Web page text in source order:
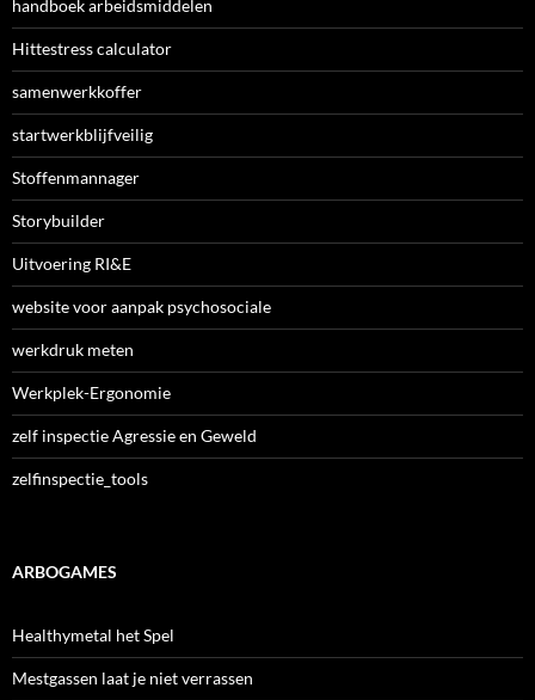
handboek arbeidsmiddelen
Hittestress calculator
samenwerkkoffer
startwerkblijfveilig
Stoffenmannager
Storybuilder
Uitvoering RI&E
website voor aanpak psychosociale
werkdruk meten
Werkplek-Ergonomie
zelf inspectie Agressie en Geweld
zelfinspectie_tools
ARBOGAMES
Healthymetal het Spel
Mestgassen laat je niet verrassen